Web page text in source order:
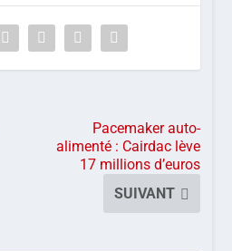
Pacemaker auto-
alimenté : Cairdac lève
17 millions d’euros
SUIVANT